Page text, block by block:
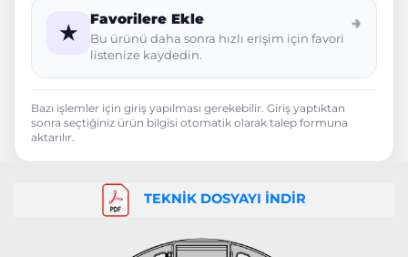
★
Favorilere Ekle
Bu ürünü daha sonra hızlı erişim için favori
listenize kaydedin.
→
Bazı işlemler için giriş yapılması gerekebilir. Giriş yaptıktan
sonra seçtiğiniz ürün bilgisi otomatik olarak talep formuna
aktarılır.
TEKNİK DOSYAYI İNDİR